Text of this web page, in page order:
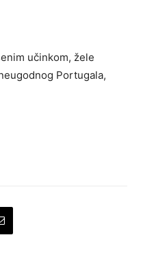
učinkom, žele
Portugala,